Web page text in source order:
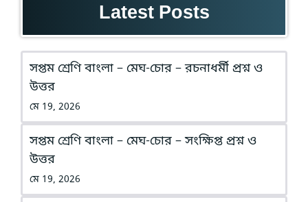
Latest Posts
সপ্তম শ্রেণি বাংলা – মেঘ-চোর – রচনাধর্মী প্রশ্ন ও
উত্তর
মে 19, 2026
সপ্তম শ্রেণি বাংলা – মেঘ-চোর – সংক্ষিপ্ত প্রশ্ন ও
উত্তর
মে 19, 2026